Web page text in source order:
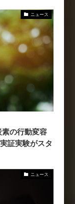
ニュース
素の行動変容
証実験がスタ
ニュース